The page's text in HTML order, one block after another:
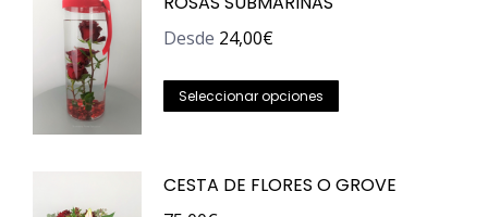
pueden
Desde 24,00€
Seleccionar opciones
múltiples
CESTA DE FLORES O GROVE